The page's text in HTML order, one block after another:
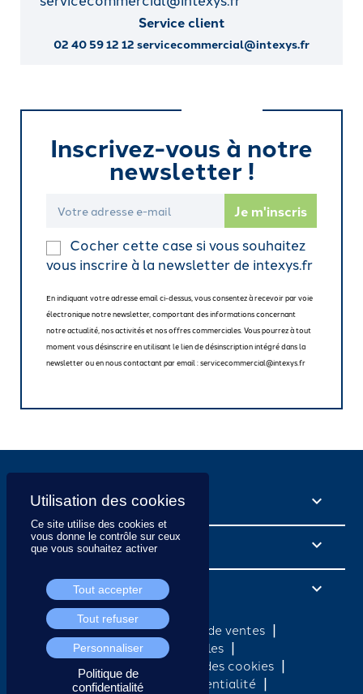
Service client
02 40 59 12 12 servicecommercial@intexys.fr
Inscrivez-vous à notre
newsletter !
Cocher cette case si vous souhaitez
vous inscrire à la newsletter de intexys.fr
En indiquant votre adresse email ci-dessus, vous consentez à recevoir par voie
électronique notre newsletter, comportant des informations concernant
notre actualité, nos activités et nos offres commerciales. Vous pourrez à tout
moment vous désinscrire en utilisant le lien de désinscription intégré dans la
newsletter ou en nous contactant par email : servicecommercial@intexys.fr
NOS SERVICES 
BOUTIQUE 
CONTACT keyboard_arrow_down
Condition générales de ventes
Mentions légales
Politique d’utilisation des cookies
Politique de confidentialité
Ce site utilise des cookies et
vous donne le contrôle sur ceux
que vous souhaitez activer
Tout accepter
Tout refuser
Personnaliser
Politique de
confidentialité